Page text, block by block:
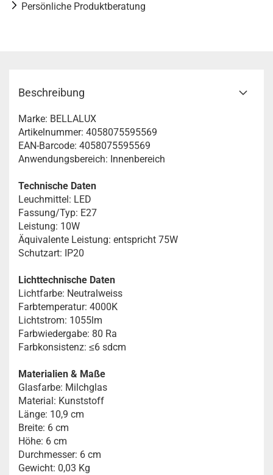
Persönliche Produktberatung
Beschreibung
Marke: BELLALUX
Artikelnummer: 4058075595569
EAN-Barcode: 4058075595569
Anwendungsbereich: Innenbereich
Technische Daten
Leuchmittel: LED
Fassung/Typ: E27
Leistung: 10W
Äquivalente Leistung: entspricht 75W
Schutzart: IP20
Lichttechnische Daten
Lichtfarbe: Neutralweiss
Farbtemperatur: 4000K
Lichtstrom: 1055lm
Farbwiedergabe: 80 Ra
Farbkonsistenz: ≤6 sdcm
Materialien & Maße
Glasfarbe: Milchglas
Material: Kunststoff
Länge: 10,9 cm
Breite: 6 cm
Höhe: 6 cm
Durchmesser: 6 cm
Gewicht: 0,03 Kg